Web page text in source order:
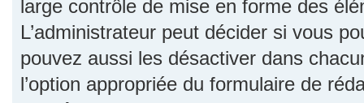
large contrôle de mise en forme des
L’administrateur peut décider si vous
pouvez aussi les désactiver dans
l’option appropriée du formulaire de